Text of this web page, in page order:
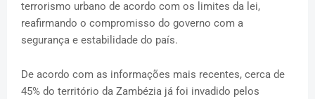
terrorismo urbano de acordo com os limites da lei,
reafirmando o compromisso do governo com a
segurança e estabilidade do país.
De acordo com as informações mais recentes, cerca de
45% do território da Zambézia já foi invadido pelos